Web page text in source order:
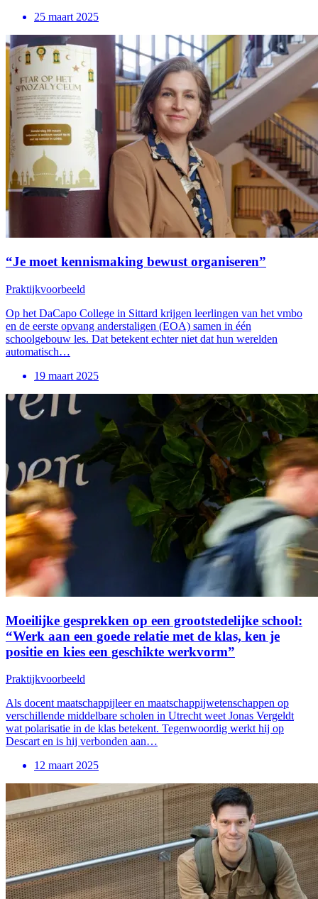
25 maart 2025
“Je moet kennismaking bewust organiseren”
Praktijkvoorbeeld
Op het DaCapo College in Sittard krijgen leerlingen van het vmbo
en de eerste opvang anderstaligen (EOA) samen in één
schoolgebouw les. Dat betekent echter niet dat hun werelden
automatisch…
19 maart 2025
Moeilijke gesprekken op een grootstedelijke school:
“Werk aan een goede relatie met de klas, ken je
positie en kies een geschikte werkvorm”
Praktijkvoorbeeld
Als docent maatschappijleer en maatschappijwetenschappen op
verschillende middelbare scholen in Utrecht weet Jonas Vergeldt
wat polarisatie in de klas betekent. Tegenwoordig werkt hij op
Descart en is hij verbonden aan…
12 maart 2025